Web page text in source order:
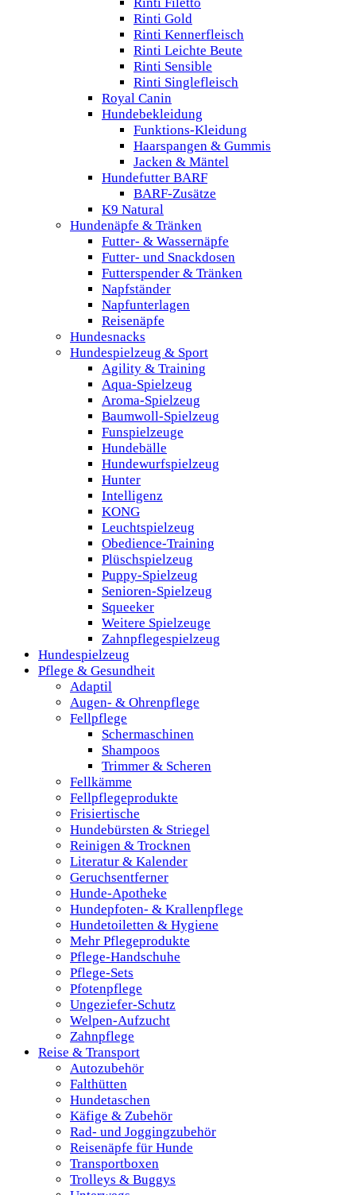
Rinti Gold
Rinti Kennerfleisch
Rinti Leichte Beute
Rinti Sensible
Rinti Singlefleisch
Royal Canin
Hundebekleidung
Funktions-Kleidung
Haarspangen & Gummis
Jacken & Mäntel
Hundefutter BARF
BARF-Zusätze
K9 Natural
Hundenäpfe & Tränken
Futter- & Wassernäpfe
Futter- und Snackdosen
Futterspender & Tränken
Napfständer
Napfunterlagen
Reisenäpfe
Hundesnacks
Hundespielzeug & Sport
Agility & Training
Aqua-Spielzeug
Aroma-Spielzeug
Baumwoll-Spielzeug
Funspielzeuge
Hundebälle
Hundewurfspielzeug
Hunter
Intelligenz
KONG
Leuchtspielzeug
Obedience-Training
Plüschspielzeug
Puppy-Spielzeug
Senioren-Spielzeug
Squeeker
Weitere Spielzeuge
Zahnpflegespielzeug
Hundespielzeug
Pflege & Gesundheit
Adaptil
Augen- & Ohrenpflege
Fellpflege
Schermaschinen
Shampoos
Trimmer & Scheren
Fellkämme
Fellpflegeprodukte
Frisiertische
Hundebürsten & Striegel
Reinigen & Trocknen
Literatur & Kalender
Geruchsentferner
Hunde-Apotheke
Hundepfoten- & Krallenpflege
Hundetoiletten & Hygiene
Mehr Pflegeprodukte
Pflege-Handschuhe
Pflege-Sets
Pfotenpflege
Ungeziefer-Schutz
Welpen-Aufzucht
Zahnpflege
Reise & Transport
Autozubehör
Falthütten
Hundetaschen
Käfige & Zubehör
Rad- und Joggingzubehör
Reisenäpfe für Hunde
Transportboxen
Trolleys & Buggys